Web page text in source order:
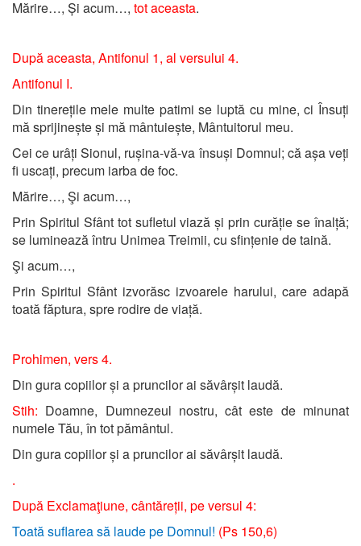
Mărire…, Și acum…, tot aceasta.
După aceasta, Antifonul 1, al versului 4.
Antifonul I.
Din tinerețile mele multe patimi se luptă cu mine, ci Însuți
mă sprijinește și mă mântuiește, Mântuitorul meu.
Cei ce urâți Sionul, rușina-vă-va însuși Domnul; că așa veți
fi uscați, precum iarba de foc.
Mărire…, Şi acum…,
Prin Spiritul Sfânt tot sufletul viază și prin curăție se înalță;
se luminează întru Unimea Treimii, cu sfințenie de taină.
Şi acum…,
Prin Spiritul Sfânt izvorăsc izvoarele harului, care adapă
toată făptura, spre rodire de viață.
Prohimen, vers 4.
Din gura copiilor și a pruncilor ai săvârșit laudă.
Stih: Doamne, Dumnezeul nostru, cât este de minunat
numele Tău, în tot pământul.
Din gura copiilor și a pruncilor ai săvârșit laudă.
.
După Exclamaţiune, cântăreții, pe versul 4:
Toată suflarea să laude pe Domnul! (Ps 150,6)